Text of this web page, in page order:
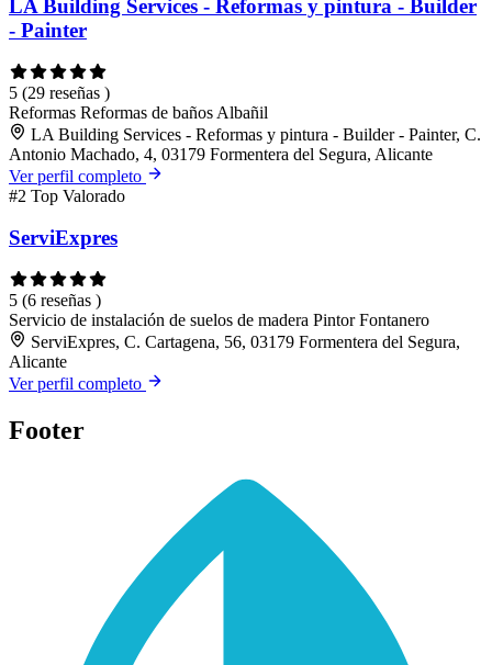
LA Building Services - Reformas y pintura - Builder
- Painter
5 (29 reseñas )
Reformas Reformas de baños Albañil
LA Building Services - Reformas y pintura - Builder - Painter, C.
Antonio Machado, 4, 03179 Formentera del Segura, Alicante
Ver perfil completo
#2 Top Valorado
ServiExpres
5 (6 reseñas )
Servicio de instalación de suelos de madera PintorFontanero
ServiExpres, C. Cartagena, 56, 03179 Formentera del Segura,
Alicante
Ver perfil completo
Footer